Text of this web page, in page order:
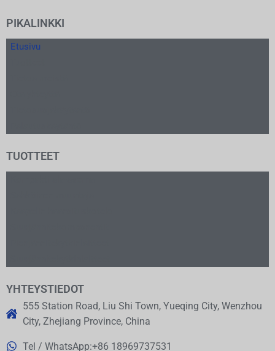
PIKALINKKI
Etusivu
TUOTTEET
YHTEYSTIEDOT
555 Station Road, Liu Shi Town, Yueqing City, Wenzhou
City, Zhejiang Province, China
Tel / WhatsApp:+86 18969737531